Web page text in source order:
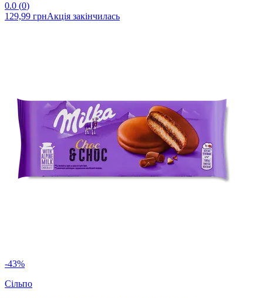
0.0 (0)
129,99 грнАкція закінчилась
-43%
Сільпо